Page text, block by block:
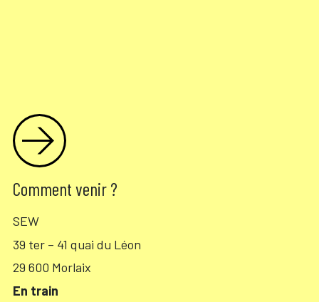
Comment venir ?
SEW
39 ter – 41 quai du Léon
29 600 Morlaix
En train